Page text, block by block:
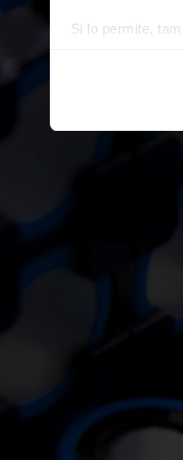
Si lo permite,
Las cookies de
y analizar el
redes sociales,
que hayan